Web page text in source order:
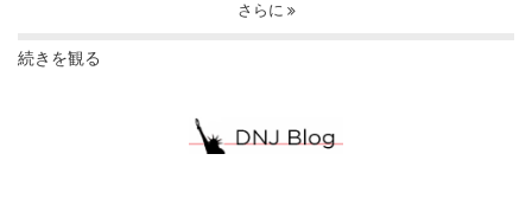
さらに
続きを観る